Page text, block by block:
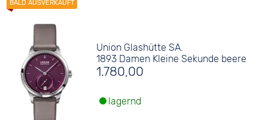
Union Glashütte SA.
1893 Damen Kleine Sekunde beere
1.780,00
lagernd